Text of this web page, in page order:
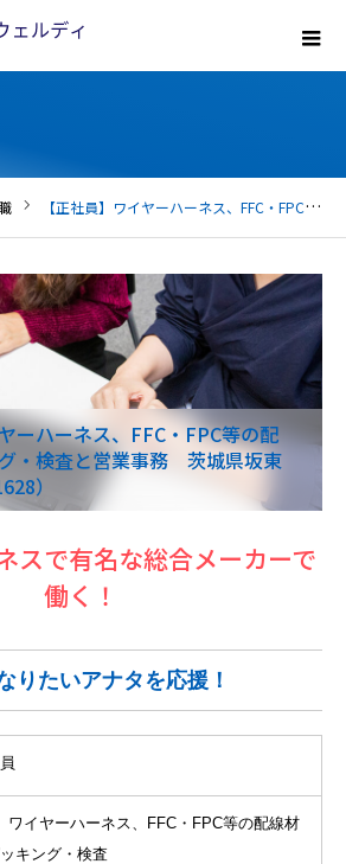
【正社員】ワイヤーハーネス、FFC・FPC等の配線材のピッキング・検査と営業事務 茨城県坂東市（AB0904911628）
ーハーネス、FFC・FPC等の配
・検査と営業事務 茨城県坂東
）
スで有名な総合メーカーで
働く！
りたいアナタを応援！
ワイヤーハーネス、FFC・FPC等の配線材
キング・検査